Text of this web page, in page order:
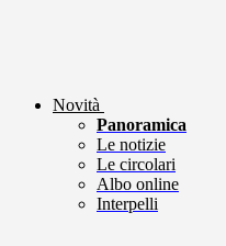
Novità
Panoramica
Le notizie
Le circolari
Albo online
Interpelli